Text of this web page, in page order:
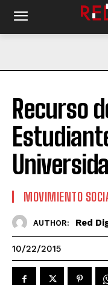
Recurso
MOVIMIENTO
AUTHOR: Red
10/22/2015